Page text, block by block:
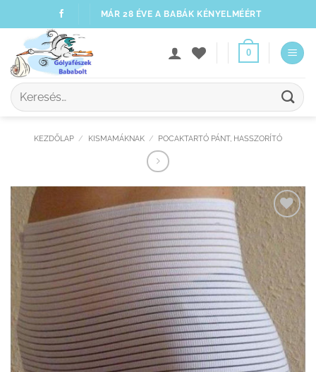
to
content
MÁR 28 ÉVE A BABÁK KÉNYELMÉÉRT
0
Keresés
a
KEZDŐLAP / KISMAMÁKNAK / POCAKTARTÓ PÁNT, HASSZORÍTÓ
Kedvenceimhez
adom